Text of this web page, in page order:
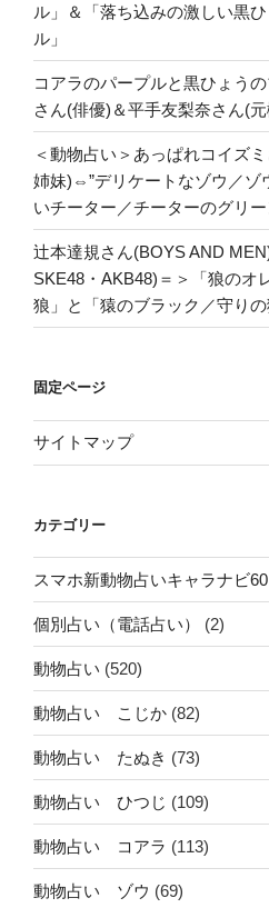
ル」＆「落ち込みの激しい黒
ル」
コアラのパープルと黒ひょう
さん(俳優)＆平手友梨奈さん(
＜動物占い＞あっぱれコイズ
姉妹)⇔”デリケートなゾウ／ゾ
いチーター／チーターのグリー
辻本達規さん(BOYS AND
SKE48・AKB48)＝＞「狼のオ
狼」と「猿のブラック／守りの
固定ページ
サイトマップ
カテゴリー
スマホ新動物占いキャラナビ60
個別占い（電話占い） (2)
動物占い (520)
動物占い こじか (82)
動物占い たぬき (73)
動物占い ひつじ (109)
動物占い コアラ (113)
動物占い ゾウ (69)